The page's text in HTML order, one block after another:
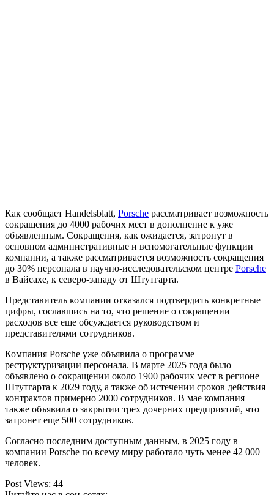
Как сообщает Handelsblatt, Porsche рассматривает возможность
сокращения до 4000 рабочих мест в дополнение к уже
объявленным. Сокращения, как ожидается, затронут в
основном административные и вспомогательные функции
компании, а также рассматривается возможность сокращения
до 30% персонала в научно-исследовательском центре Porsche
в Вайсахе, к северо-западу от Штутгарта.
Представитель компании отказался подтвердить конкретные
цифры, сославшись на то, что решение о сокращении
расходов все еще обсуждается руководством и
представителями сотрудников.
Компания Porsche уже объявила о программе
реструктуризации персонала. В марте 2025 года было
объявлено о сокращении около 1900 рабочих мест в регионе
Штутгарта к 2029 году, а также об истечении сроков действия
контрактов примерно 2000 сотрудников. В мае компания
также объявила о закрытии трех дочерних предприятий, что
затронет еще 500 сотрудников.
Согласно последним доступным данным, в 2025 году в
компании Porsche по всему миру работало чуть менее 42 000
человек.
Post Views: 44